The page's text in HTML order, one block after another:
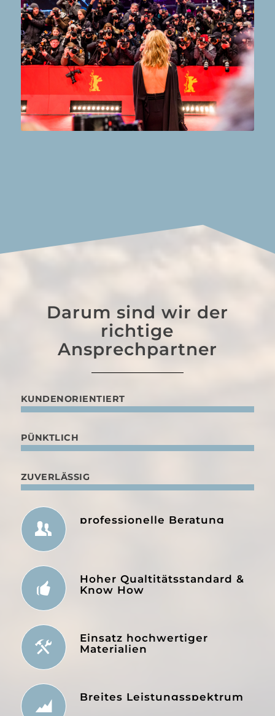
Darum sind wir der
richtige
Ansprechpartner
KUNDENORIENTIERT
PÜNKTLICH
ZUVERLÄSSIG
professionelle Beratung
Hoher Qualtitätsstandard &
Know How
Einsatz hochwertiger
Materialien
Breites Leistungsspektrum